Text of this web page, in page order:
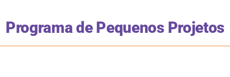
Programa de Pequenos Projetos